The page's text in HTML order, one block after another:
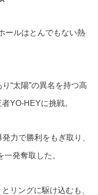
ールはとんでもない熱
“太陽”の異名を持つ高
YO-HEYに挑戦。
力で勝利をもぎ取り、
発奪取した。
リングに駆け込むも、